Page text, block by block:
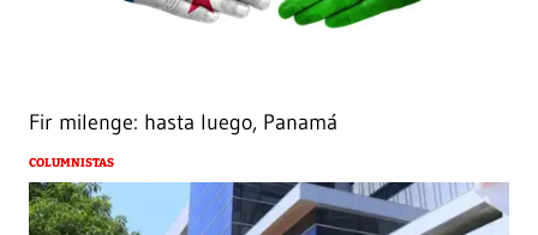
Fir milenge: hasta luego, Panamá
COLUMNISTAS